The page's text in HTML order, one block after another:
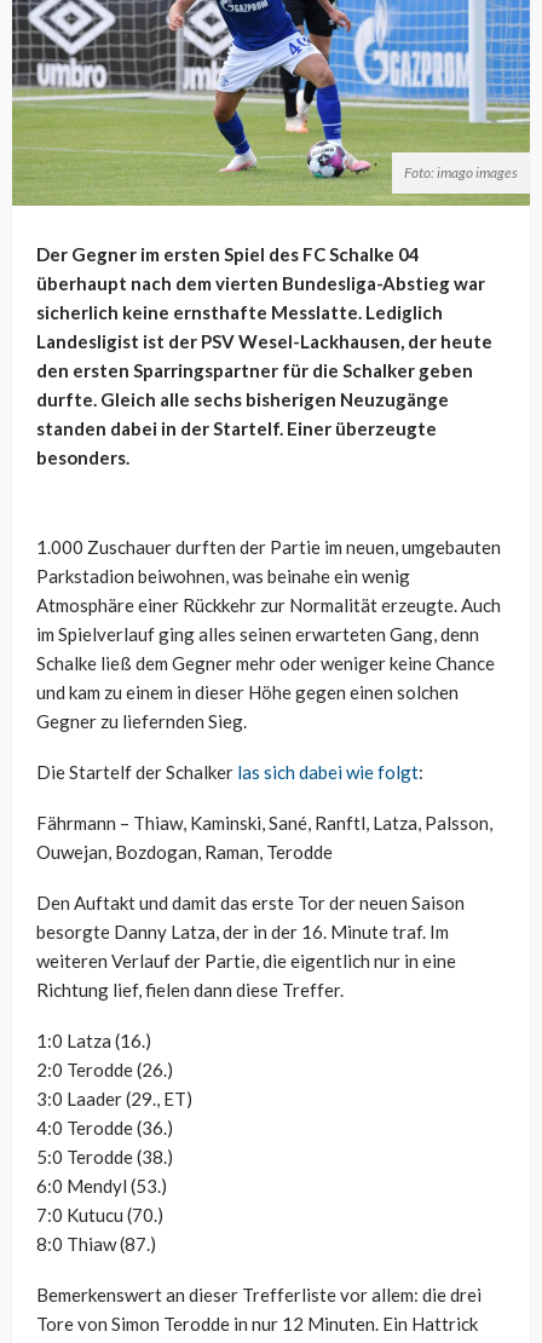
Foto: imago images
Der Gegner im ersten Spiel des FC Schalke 04
überhaupt nach dem vierten Bundesliga-Abstieg war
sicherlich keine ernsthafte Messlatte. Lediglich
Landesligist ist der PSV Wesel-Lackhausen, der heute
den ersten Sparringspartner für die Schalker geben
durfte. Gleich alle sechs bisherigen Neuzugänge
standen dabei in der Startelf. Einer überzeugte
besonders.
1.000 Zuschauer durften der Partie im neuen, umgebauten
Parkstadion beiwohnen, was beinahe ein wenig
Atmosphäre einer Rückkehr zur Normalität erzeugte. Auch
im Spielverlauf ging alles seinen erwarteten Gang, denn
Schalke ließ dem Gegner mehr oder weniger keine Chance
und kam zu einem in dieser Höhe gegen einen solchen
Gegner zu liefernden Sieg.
Die Startelf der Schalker las sich dabei wie folgt:
Fährmann – Thiaw, Kaminski, Sané, Ranftl, Latza, Palsson,
Ouwejan, Bozdogan, Raman, Terodde
Den Auftakt und damit das erste Tor der neuen Saison
besorgte Danny Latza, der in der 16. Minute traf. Im
weiteren Verlauf der Partie, die eigentlich nur in eine
Richtung lief, fielen dann diese Treffer.
1:0 Latza (16.)
2:0 Terodde (26.)
3:0 Laader (29., ET)
4:0 Terodde (36.)
5:0 Terodde (38.)
6:0 Mendyl (53.)
7:0 Kutucu (70.)
8:0 Thiaw (87.)
Bemerkenswert an dieser Trefferliste vor allem: die drei
Tore von Simon Terodde in nur 12 Minuten. Ein Hattrick